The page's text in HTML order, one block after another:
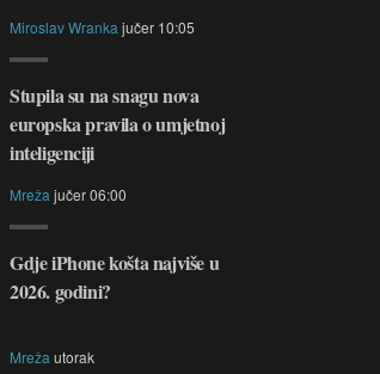
Miroslav Wranka jučer 10:05
Stupila su na snagu nova
europska pravila o umjetnoj
inteligenciji
Mreža jučer 06:00
Gdje iPhone košta najviše u
2026. godini?
Mreža utorak